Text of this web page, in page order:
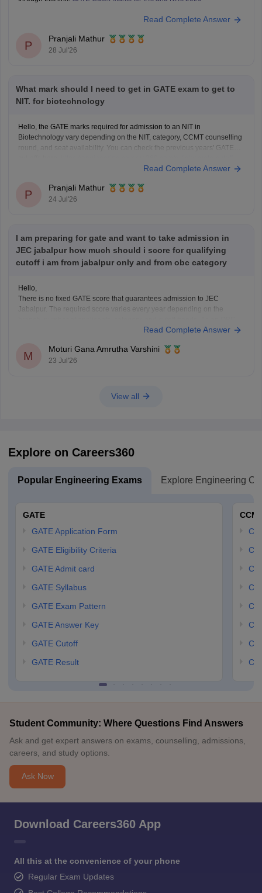
Read Complete Answer
P
Pranjali Mathur
28 Jul'26
What mark should I need to get in GATE exam to get to
NIT. for biotechnology
Hello, the GATE marks required for admission to an NIT in
Biotechnology vary depending on the NIT, category, CCMT counselling
round, and seat availability. You can check the previous years' GATE
Read Complete Answer
P
Pranjali Mathur
24 Jul'26
I am preparing for gate and want to take admission in
JEC jabalpur how much should i score for qualifying
cutoff i am from jabalpur only and from obc category
Hello,
There is no fixed GATE score that guarantees admission to JEC
Jabalpur. The required score varies every year depending on the
candidate, you may receive category benefits if applicable. It is
Read Complete Answer
M
Moturi Gana Amrutha Varshini
23 Jul'26
View all
Explore on Careers360
Popular Engineering Exams Explore Engineering
GATE
GATE Application Form
GATE Eligibility Criteria
GATE Admit card
GATE Syllabus
GATE Exam Pattern
GATE Answer Key
GATE Cutoff
GATE Result
Student Community: Where Questions Find Answers
Ask and get expert answers on exams, counselling, admissions,
careers, and study options.
Ask Now
Download Careers360 App
All this at the convenience of your phone
Regular Exam Updates